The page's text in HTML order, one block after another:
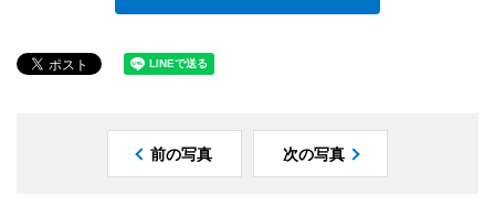
前の写真 次の写真